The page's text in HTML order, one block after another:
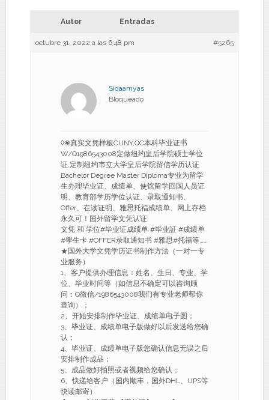
Autor Entradas
octubre 31, 2022 a las 6:48 pm #5265
Sidaamyas
Bloqueado
◊❀真实文凭样板CUNY,QC本科毕业证书
W/Q1986543008定做纽约皇后学院硕士学位
证,定制纽约市立大学皇后学院留信学历认证
Bachelor Degree Master Diploma专业为留学
生办理毕业证、成绩单、使馆留学回国人员证
明、教育部学历学位认证、录取通知书、
Offer、在读证明、雅思托福成绩单、网上存档
永久可！国外留学文凭认证
文凭 和 学位#毕业证成绩单 #毕业証 #成绩单
#學生卡 #OFFER录取通知书 #雅思#托福等……
★国外大学文凭学历证书制作方法（一对一专
业服务）
1、客户提供办理信息：姓名、生日、专业、学
位、毕业时间等（如信息不确定可以咨询顾
问：Q微信/1986543008我们有专业老师帮你
查询）；
2、开始安排制作毕业证、成绩单电子图；
3、毕业证、成绩单电子版做好以后发送给您确
认；
4、毕业证、成绩单电子版您确认信息无误之后
安排制作成品；
5、成品做好拍照或者视频给您确认；
6、快递给客户（国内顺丰，国外DHL、UPS等
快读邮寄）